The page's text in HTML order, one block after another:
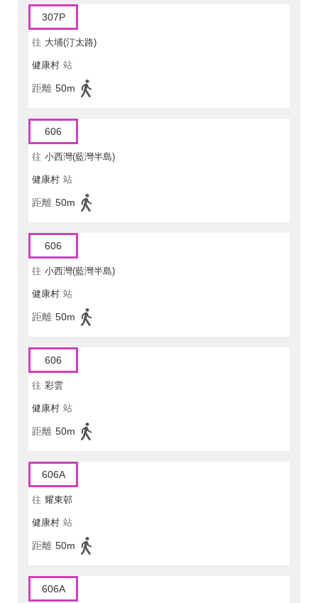
307P
往 大埔(汀太路)
健康村 站
距離 50m
606
往 小西灣(藍灣半島)
健康村 站
距離 50m
606
往 小西灣(藍灣半島)
健康村 站
距離 50m
606
往 彩雲
健康村 站
距離 50m
606A
往 耀東邨
健康村 站
距離 50m
606A